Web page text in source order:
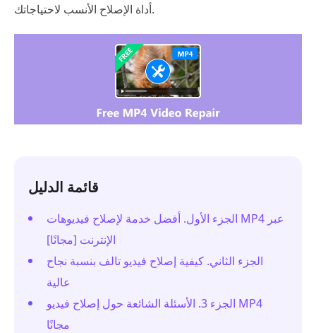
أداة الإصلاح الأنسب لاحتياجاتك.
قائمة الدليل
الجزء الأول. أفضل خدمة لإصلاح فيديوهات MP4 عبر
الإنترنت [مجانًا]
الجزء الثاني. كيفية إصلاح فيديو تالف بنسبة نجاح
عالية
الجزء 3. الأسئلة الشائعة حول إصلاح فيديو MP4
مجانًا